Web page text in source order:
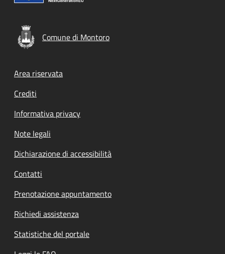
Comune di Montoro
Footer menu
Area riservata
Crediti
Informativa privacy
Note legali
Dichiarazione di accessibilità
Contatti
Prenotazione appuntamento
Richiedi assistenza
Statistiche del portale